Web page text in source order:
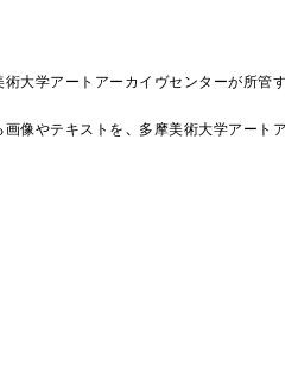
大学アートアーカイヴセンターが所管
像やテキストを、多摩美術大学アート